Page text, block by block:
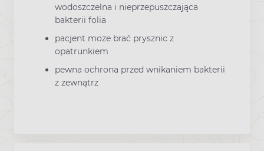
wodoszczelna i nieprzepuszczająca
bakterii folia
pacjent może brać prysznic z
opatrunkiem
pewna ochrona przed wnikaniem bakterii
z zewnątrz